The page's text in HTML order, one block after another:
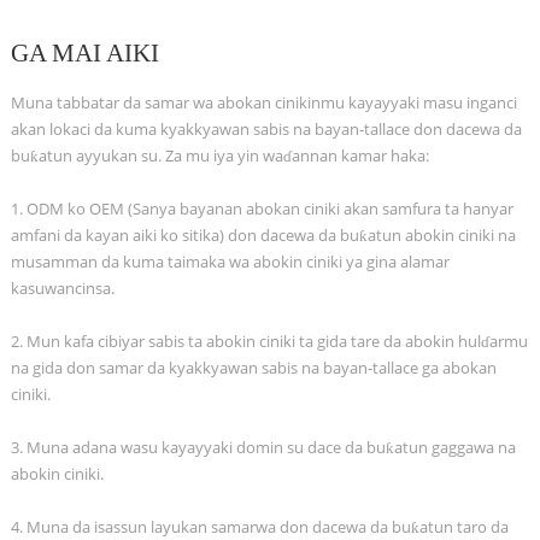
GA MAI AIKI
Muna tabbatar da samar wa abokan cinikinmu kayayyaki masu inganci
akan lokaci da kuma kyakkyawan sabis na bayan-tallace don dacewa da
buƙatun ayyukan su. Za mu iya yin waɗannan kamar haka:
1. ODM ko OEM (Sanya bayanan abokan ciniki akan samfura ta hanyar
amfani da kayan aiki ko sitika) don dacewa da buƙatun abokin ciniki na
musamman da kuma taimaka wa abokin ciniki ya gina alamar
kasuwancinsa.
2. Mun kafa cibiyar sabis ta abokin ciniki ta gida tare da abokin hulɗarmu
na gida don samar da kyakkyawan sabis na bayan-tallace ga abokan
ciniki.
3. Muna adana wasu kayayyaki domin su dace da buƙatun gaggawa na
abokin ciniki.
4. Muna da isassun layukan samarwa don dacewa da buƙatun taro da